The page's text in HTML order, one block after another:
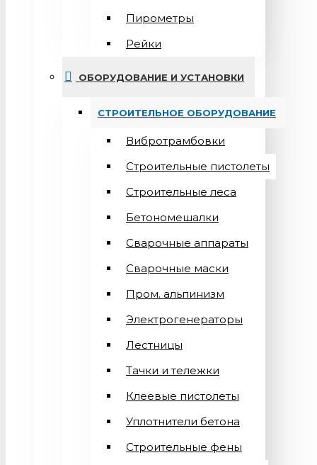
Пирометры
Рейки
ОБОРУДОВАНИЕ И УСТАНОВКИ
СТРОИТЕЛЬНОЕ ОБОРУДОВАНИЕ
Вибротрамбовки
Строительные пистолеты
Строительные леса
Бетономешалки
Сварочные аппараты
Cварочные маски
Пром. альпинизм
Электрогенераторы
Лестницы
Тачки и тележки
Клеевые пистолеты
Уплотнители бетона
Строительные фены